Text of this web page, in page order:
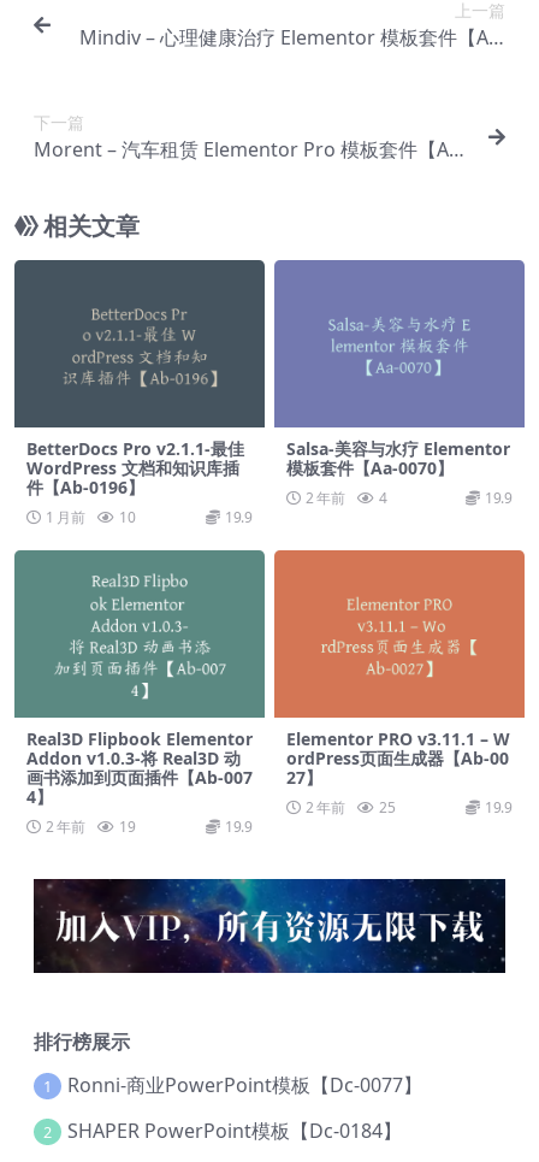
上一篇
Mindiv – 心理健康治疗 Elementor 模板套件【Aa-
下一篇
Morent – 汽车租赁 Elementor Pro 模板套件【Aa-
相关文章
BetterDocs Pro v2.1.1-最佳
WordPress 文档和知识库插
件【Ab-0196】
1 月前 10 19.9
Salsa-美容与水疗 Elementor
模板套件【Aa-0070】
2 年前 4 19.9
Real3D Flipbook Elementor
Addon v1.0.3-将 Real3D 动
画书添加到页面插件【Ab-007
4】
2 年前 19 19.9
Elementor PRO v3.11.1 – W
ordPress页面生成器【Ab-00
27】
2 年前 25 19.9
排行榜展示
1 Ronni-商业PowerPoint模板【Dc-0077】
2 SHAPER PowerPoint模板【Dc-0184】